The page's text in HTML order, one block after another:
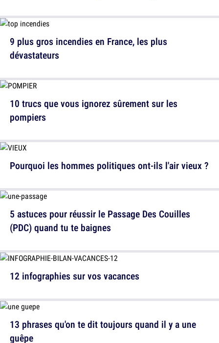
9 plus gros incendies en France, les plus
dévastateurs
Pourquoi les hommes politiques ont-ils l'air vieux ?
12 infographies sur vos vacances
10 trucs que vous ignorez sûrement sur les
pompiers
5 astuces pour réussir le Passage Des Couilles
(PDC) quand tu te baignes
13 phrases qu'on te dit toujours quand il y a une
guêpe